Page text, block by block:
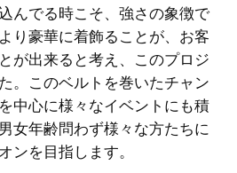
んでる時こそ、強さの象徴で
り豪華に着飾ることが、お客
が出来ると考え、このプロジ
。このベルトを巻いたチャン
中心に様々なイベントにも積
女年齢問わず様々な方たちに
ンを目指します。